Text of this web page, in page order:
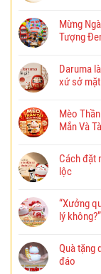
Mừng
Tượng
Daruma
xứ sở
Mèo
Mắn Và
Cách đặt
lộc
“Xưởng
lý
Quà tặng
đáo